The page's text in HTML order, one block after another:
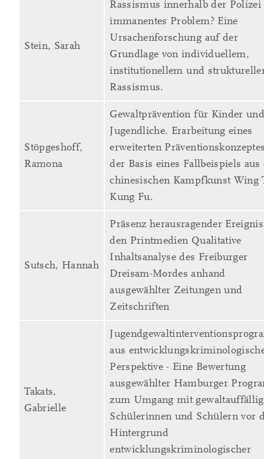
Stein, Sarah
Rassismus innerhalb der Polizei
immanentes Problem? Eine
Ursachenforschung auf der
Grundlage von individuellem,
institutionellem und
Rassismus.
Stöpgeshoff,
Ramona
Gewaltprävention für Kinder
Jugendliche. Erarbeitung eines
erweiterten
der Basis eines Fallbeispiels aus
chinesischen Kampfkunst Wing
Kung Fu.
Sutsch, Hannah
Präsenz herausragender
den Printmedien Qualitative
Inhaltsanalyse des Freiburger
Dreisam-Mordes anhand
ausgewählter Zeitungen und
Zeitschriften
Takats,
Gabrielle
aus
Perspektive - Eine Bewertung
ausgewählter Hamburger
zum Umgang mit
Schülerinnen und Schülern vor
Hintergrund
entwicklungskriminologischer